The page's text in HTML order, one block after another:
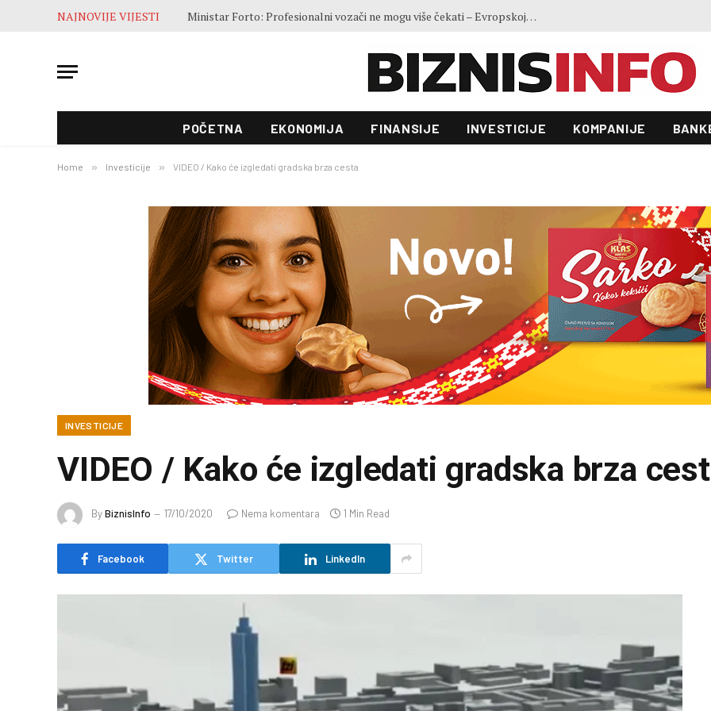
NAJNOVIJE VIJESTI Ministar Forto: Profesionalni vozači ne mogu više čekati – Evropskoj komisiji ponudili smo provodivo rješenje
POČETNA EKONOMIJA FINANSIJE INVESTICIJE KOMPANIJE
Home » Investicije » VIDEO / Kako će izgledati gradska brza cesta
INVESTICIJE
VIDEO / Kako će izgledati gradska brza
ByBiznisInfo 17/10/2020 Nema komentara 1 Min Read
Facebook Twitter LinkedIn